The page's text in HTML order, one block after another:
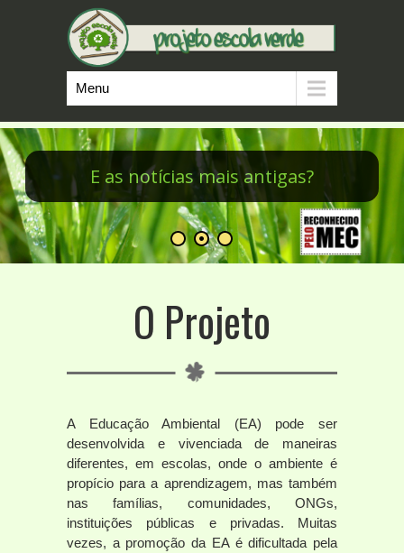
Minicursos do PEV
Menu
O Projeto
A Educação Ambiental (EA) pode ser
desenvolvida e vivenciada de maneiras
diferentes, em escolas, onde o ambiente é
propício para a aprendizagem, mas também
nas famílias, comunidades, ONGs,
instituições públicas e privadas. Muitas
vezes, a promoção da EA é dificultada pela